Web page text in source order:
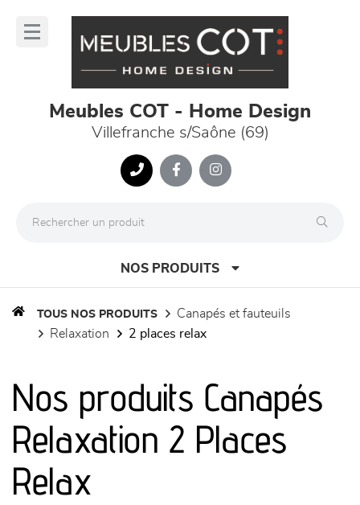
Meubles COT - Home Design
Villefranche s/Saône (69)
NOS PRODUITS
séjours
meubles de complément
chambres et dressing
TOUS NOS PRODUITS
canapés et fauteuils
relaxation
2 places relax
Nos produits Canapés
Relaxation 2 Places
Relax